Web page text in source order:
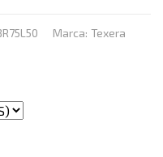
Marca: Texera